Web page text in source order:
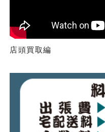
店頭買取編